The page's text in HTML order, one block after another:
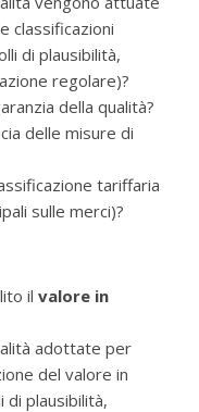
classificazioni
di plausibilità,
regolare)?
della qualità?
delle misure di
tariffaria
sulle merci)?
il valore in
adottate per
del valore in
di plausibilità,